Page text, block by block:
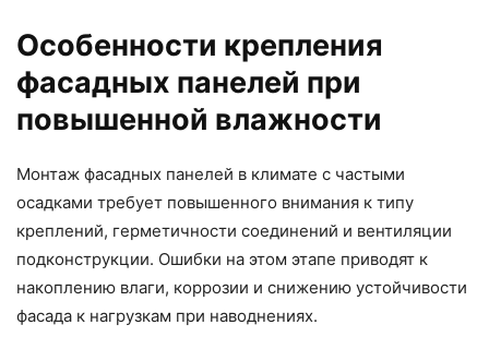
Особенности крепления
фасадных панелей при
повышенной влажности
Монтаж фасадных панелей в климате с частыми
осадками требует повышенного внимания к типу
креплений, герметичности соединений и вентиляции
подконструкции. Ошибки на этом этапе приводят к
накоплению влаги, коррозии и снижению устойчивости
фасада к нагрузкам при наводнениях.